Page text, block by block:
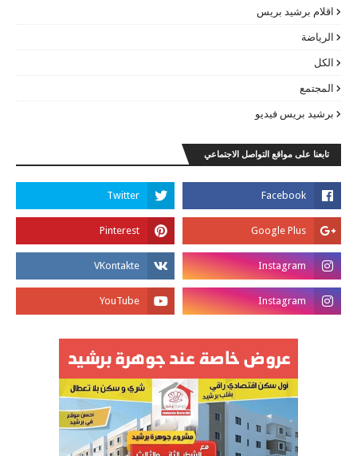
اقلام برشيد بريس
الرياضة
الكل
المجتمع
برشيد بريس فيديو
تابعنا على مواقع التواصل الاجتماعي